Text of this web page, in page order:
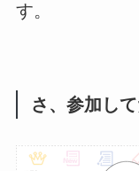
す。
さ、参加し